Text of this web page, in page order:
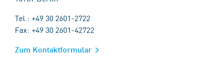
Tel.: +49 30 2601-2722
Fax: +49 30 2601-42722
Zum Kontaktformular